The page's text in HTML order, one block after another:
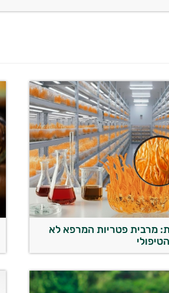
מרבית פטריות המרפא לא